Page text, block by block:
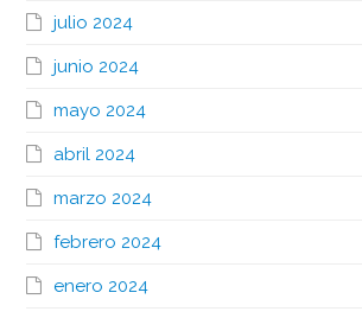
julio 2024
junio 2024
mayo 2024
abril 2024
marzo 2024
febrero 2024
enero 2024